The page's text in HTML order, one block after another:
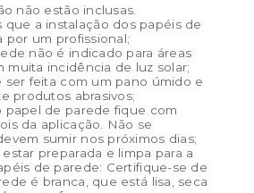
não estão inclusas.
que a instalação dos papéis de
por um profissional;
não é indicado para áreas
muita incidência de luz solar;
ser feita com um pano úmido e
produtos abrasivos;
papel de parede fique com
da aplicação. Não se
sumir nos próximos dias;
preparada e limpa para a
de parede: Certifique-se de
é branca, que está lisa, seca